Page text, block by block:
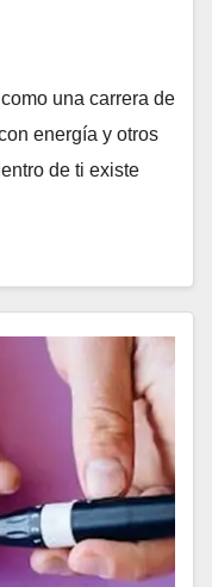
una carrera de
energía y otros
de ti existe